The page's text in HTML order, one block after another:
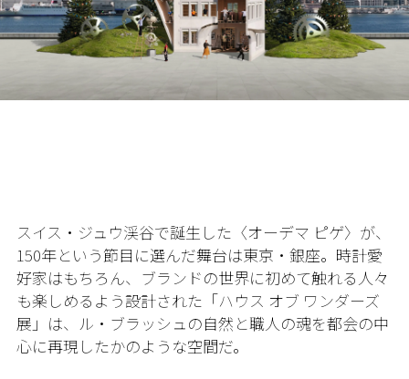
スイス・ジュウ渓谷で誕生した〈オーデマ ピゲ〉が、
150年という節目に選んだ舞台は東京・銀座。時計愛
好家はもちろん、ブランドの世界に初めて触れる人々
も楽しめるよう設計された「ハウス オブ ワンダーズ
展」は、ル・ブラッシュの自然と職人の魂を都会の中
心に再現したかのような空間だ。